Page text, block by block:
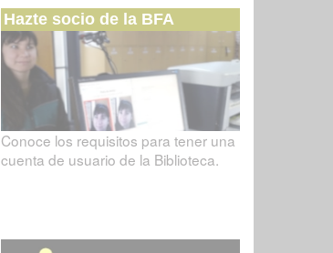
Hazte socio de la BFA
Conoce los requisitos para tener una
cuenta de usuario de la Biblioteca.